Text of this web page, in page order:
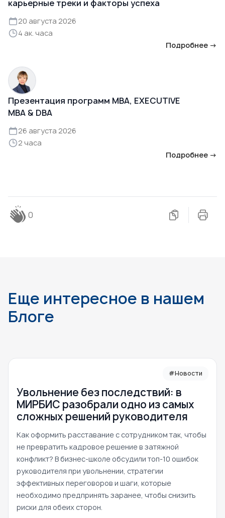
карьерные треки и факторы успеха
20 августа 2026
4 ак. часа
Подробнее →
Презентация программ MBA, EXECUTIVE
MBA & DBA
26 августа 2026
2 часа
Подробнее →
0
Еще интересное в нашем
Блоге
#Новости
Увольнение без последствий: в
МИРБИС разобрали одно из самых
сложных решений руководителя
Как оформить расставание с сотрудником так, чтобы
не превратить кадровое решение в затяжной
конфликт? В бизнес-школе обсудили топ-10 ошибок
руководителя при увольнении, стратегии
эффективных переговоров и шаги, которые
необходимо предпринять заранее, чтобы снизить
риски для обеих сторон.